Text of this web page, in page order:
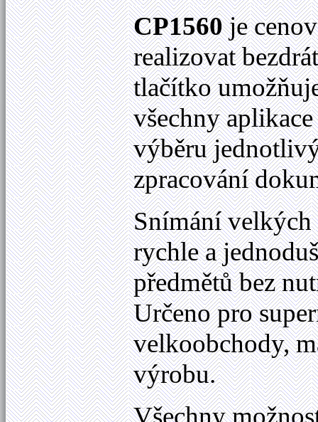
CP1560je
realizovat
tlačítko
všechny
výběru
zpracování
Snímání velkých
rychle a
předmětů bez
Určeno pro
velkoobchody,
výrobu.